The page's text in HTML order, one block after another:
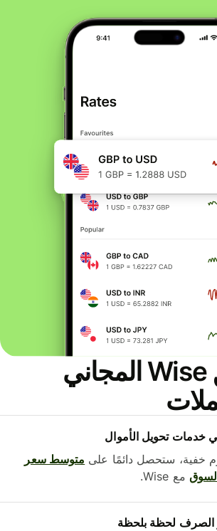
نزّل تطبيق Wise المجاني
تحويل الأموال
ستحصل دائمًا علىمتوسط ​​سعر
مع Wise.
لحظة بلحظة